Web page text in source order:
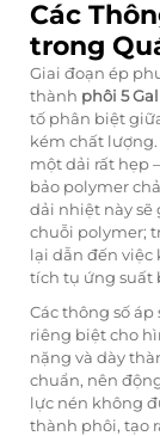
Các
trong
Giai đoạn ép
thành phôi 5
tố phân biệt
kém chất
một dải rất hẹp
bảo polymer
dải nhiệt này sẽ
chuỗi polymer;
lại dẫn đến việc
tích tụ ứng suất
Các thông số
riêng biệt cho
nặng và dày
chuẩn, nên
lực nén không
thành phôi, tạo